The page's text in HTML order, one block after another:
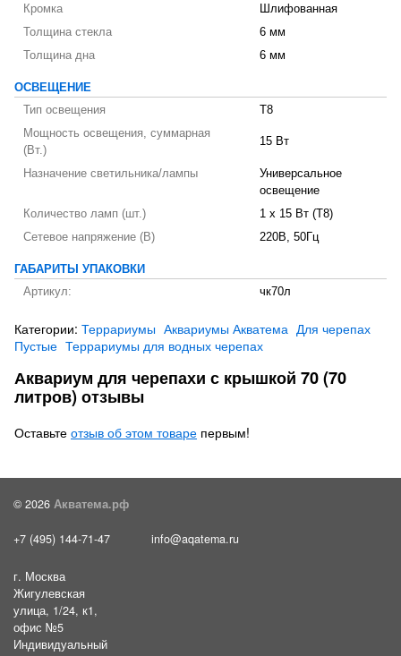
Кромка
Шлифованная
Толщина стекла
6 мм
Толщина дна
6 мм
ОСВЕЩЕНИЕ
Тип освещения
T8
Мощность освещения, суммарная
(Вт.)
15 Вт
Назначение светильника/лампы
Универсальное
освещение
Количество ламп (шт.)
1 х 15 Вт (T8)
Сетевое напряжение (В)
220В, 50Гц
ГАБАРИТЫ УПАКОВКИ
Артикул:
чк70л
Категории: Террариумы Аквариумы Акватема Для черепах
Пустые Террариумы для водных черепах
Аквариум для черепахи с крышкой 70 (70
литров) отзывы
Оставьте отзыв об этом товаре первым!
© 2026 Акватема.рф
+7 (495) 144-71-47 info@aqatema.ru
г. Москва
Жигулевская
улица, 1/24, к1,
офис №5
Индивидуальный